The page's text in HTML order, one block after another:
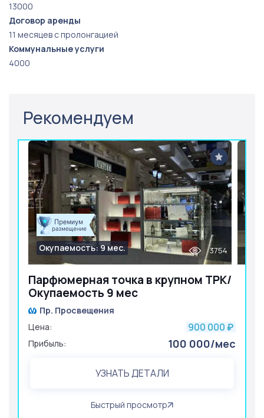
13000
Договор аренды
11 месяцев с пролонгацией
Коммунальные услуги
4000
Рекомендуем
Парфюмерная точка в крупном ТРК/
Окупаемость 9 мес
Окупаемость: 9 мес. 3754
Пр. Просвещения
Цена:
900 000 ₽
Прибыль: 100 000/мес
УЗНАТЬ ДЕТАЛИ
Быстрый просмотр